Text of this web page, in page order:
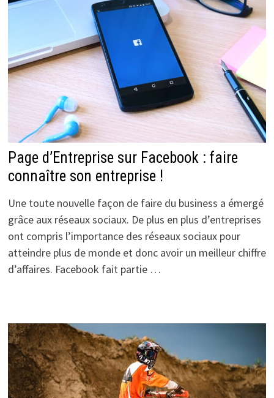
Page d’Entreprise sur Facebook : faire
connaître son entreprise !
Une toute nouvelle façon de faire du business a émergé
grâce aux réseaux sociaux. De plus en plus d’entreprises
ont compris l’importance des réseaux sociaux pour
atteindre plus de monde et donc avoir un meilleur chiffre
d’affaires. Facebook fait partie …